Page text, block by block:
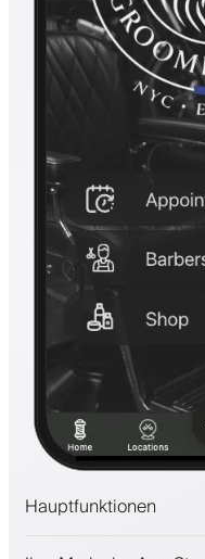
Hauptfunktionen